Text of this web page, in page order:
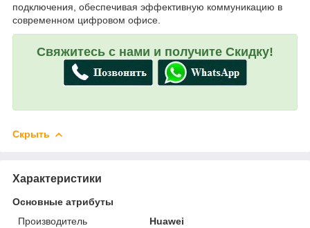
подключения, обеспечивая эффективную коммуникацию в
современном цифровом офисе.
Свяжитесь с нами и получите Скидку!
Скрыть
Характеристики
Основные атрибуты
Производитель
Huawei